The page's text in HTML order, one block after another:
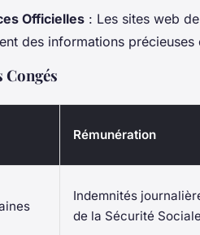
Officielles : Les sites web
des informations précieuses
Rémunération
Indemnités
de la Sécurité Sociale